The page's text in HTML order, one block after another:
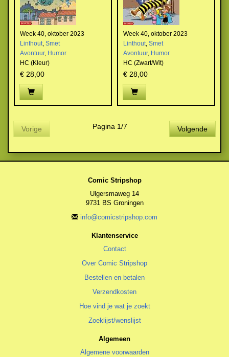
Week 40, oktober 2023
Linthout, Smet
Avontuur, Humor
HC (Kleur)
€ 28,00
Week 40, oktober 2023
Linthout, Smet
Avontuur, Humor
HC (Zwart/Wit)
€ 28,00
Vorige Pagina 1/7 Volgende
Comic Stripshop
Ulgersmaweg 14
9731 BS Groningen
info@comicstripshop.com
Klantenservice
Contact
Over Comic Stripshop
Bestellen en betalen
Verzendkosten
Hoe vind je wat je zoekt
Zoeklijst/wenslijst
Algemeen
Algemene voorwaarden